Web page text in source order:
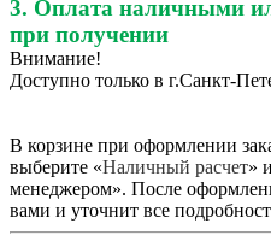
3. Оплата наличными
при получении
Внимание!
Доступно только в г.Санкт-
В корзине при оформлении
выберите «Наличный расчет»
менеджером». После
вами и уточнит все